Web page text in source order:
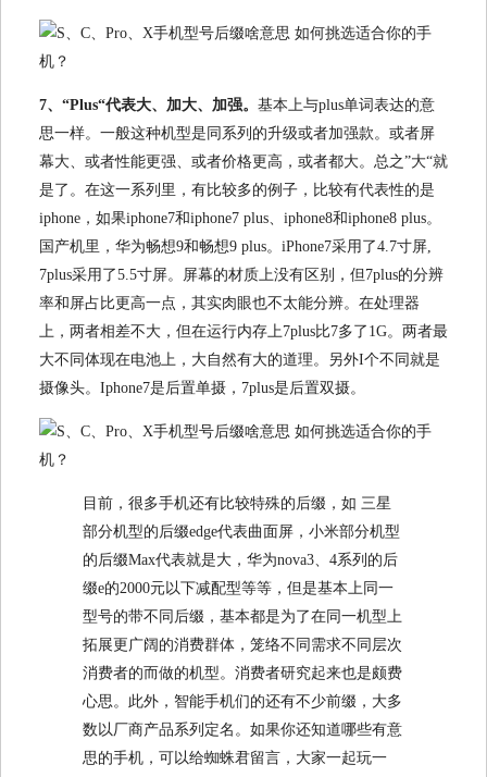
7、“Plus“代表大、加大、加强。 基本上与plus单词表达的意
思一样。一般这种机型是同系列的升级或者加强款。或者屏
幕大、或者性能更强、或者价格更高，或者都大。总之”大“就
是了。在这一系列里，有比较多的例子，比较有代表性的是
iphone，如果iphone7和iphone7 plus、iphone8和iphone8 plus。
国产机里，华为畅想9和畅想9 plus。iPhone7采用了4.7寸屏,
7plus采用了5.5寸屏。屏幕的材质上没有区别，但7plus的分辨
率和屏占比更高一点，其实肉眼也不太能分辨。在处理器
上，两者相差不大，但在运行内存上7plus比7多了1G。两者最
大不同体现在电池上，大自然有大的道理。另外I个不同就是
摄像头。Iphone7是后置单摄，7plus是后置双摄。
目前，很多手机还有比较特殊的后缀，如 三星
部分机型的后缀edge代表曲面屏，小米部分机型
的后缀Max代表就是大，华为nova3、4系列的后
缀e的2000元以下减配型等等，但是基本上同一
型号的带不同后缀，基本都是为了在同一机型上
拓展更广阔的消费群体，笼络不同需求不同层次
消费者的而做的机型。消费者研究起来也是颇费
心思。此外，智能手机们的还有不少前缀，大多
数以厂商产品系列定名。如果你还知道哪些有意
思的手机，可以给蜘蛛君留言，大家一起玩一